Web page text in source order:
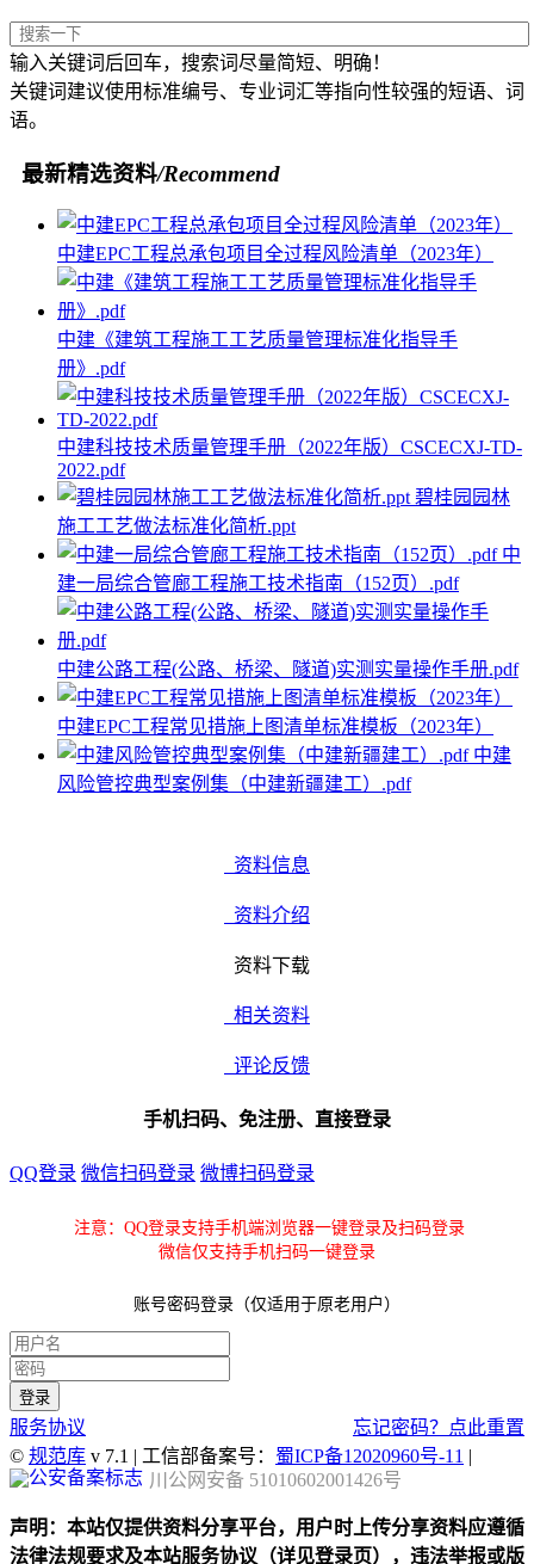
输入关键词后回车，搜索词尽量简短、明确！
关键词建议使用标准编号、专业词汇等指向性较强的短语、词
语。
最新精选资料/Recommend
中建EPC工程总承包项目全过程风险清单（2023年）
中建《建筑工程施工工艺质量管理标准化指导手
册》.pdf
中建科技技术质量管理手册（2022年版）CSCECXJ-TD-
2022.pdf
碧桂园园林
施工工艺做法标准化简析.ppt
中
建一局综合管廊工程施工技术指南（152页）.pdf
中建公路工程(公路、桥梁、隧道)实测实量操作手册.pdf
中建EPC工程常见措施上图清单标准模板（2023年）
中建
风险管控典型案例集（中建新疆建工）.pdf
资料信息
资料介绍
资料下载
相关资料
评论反馈
手机扫码、免注册、直接登录
QQ登录 微信扫码登录 微博扫码登录
注意：QQ登录支持手机端浏览器一键登录及扫码登录
微信仅支持手机扫码一键登录
账号密码登录（仅适用于原老用户）
服务协议
忘记密码？点此重置
© 规范库 v 7.1 | 工信部备案号： 蜀ICP备12020960号-11 |
川公网安备 51010602001426号
声明：本站仅提供资料分享平台，用户时上传分享资料应遵循
法律法规要求及本站服务协议（详见登录页），违法举报或版